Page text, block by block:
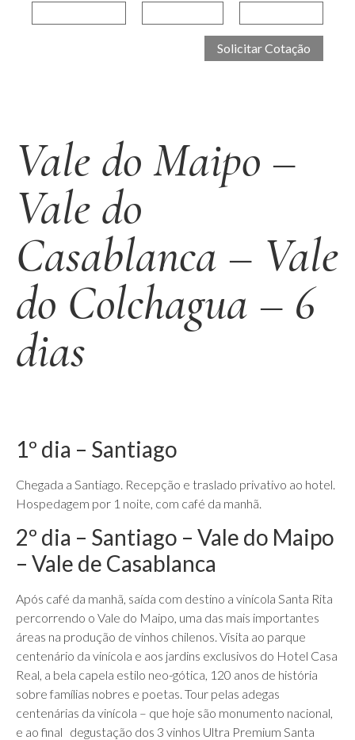
Vale do Maipo –
Vale do
Casablanca – Vale
do Colchagua – 6
dias
1º dia – Santiago
Chegada a Santiago. Recepção e traslado privativo ao hotel.
Hospedagem por 1 noite, com café da manhã.
2º dia – Santiago – Vale do Maipo
– Vale de Casablanca
Após café da manhã, saída com destino a vinícola Santa Rita
percorrendo o Vale do Maipo, uma das mais importantes
áreas na produção de vinhos chilenos. Visita ao parque
centenário da vinícola e aos jardins exclusivos do Hotel Casa
Real, a bela capela estilo neo-gótica, 120 anos de história
sobre famílias nobres e poetas. Tour pelas adegas
centenárias da vinícola – que hoje são monumento nacional,
e ao final degustação dos 3 vinhos Ultra Premium Santa